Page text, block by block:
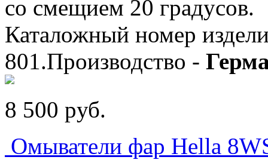
со смещием 20 градусов.
Каталожный номер
801.Производство -
8 500 pуб.
Омыватели фар Hella